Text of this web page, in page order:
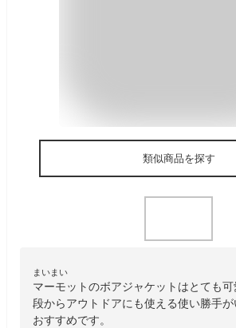
類似商品を探す
まいまい
マーモットのボアジャケットはとても
段からアウトドアにも使える使い勝手
おすすめです。